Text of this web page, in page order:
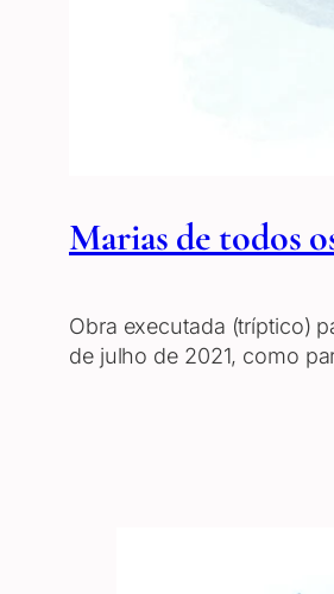
Marias de todos
Obra executada (tríptico)
de julho de 2021, como